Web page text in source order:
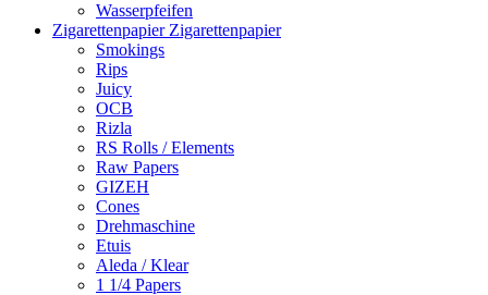
Wasserpfeifen
Zigarettenpapier Zigarettenpapier
Smokings
Rips
Juicy
OCB
Rizla
RS Rolls / Elements
Raw Papers
GIZEH
Cones
Drehmaschine
Etuis
Aleda / Klear
1 1/4 Papers